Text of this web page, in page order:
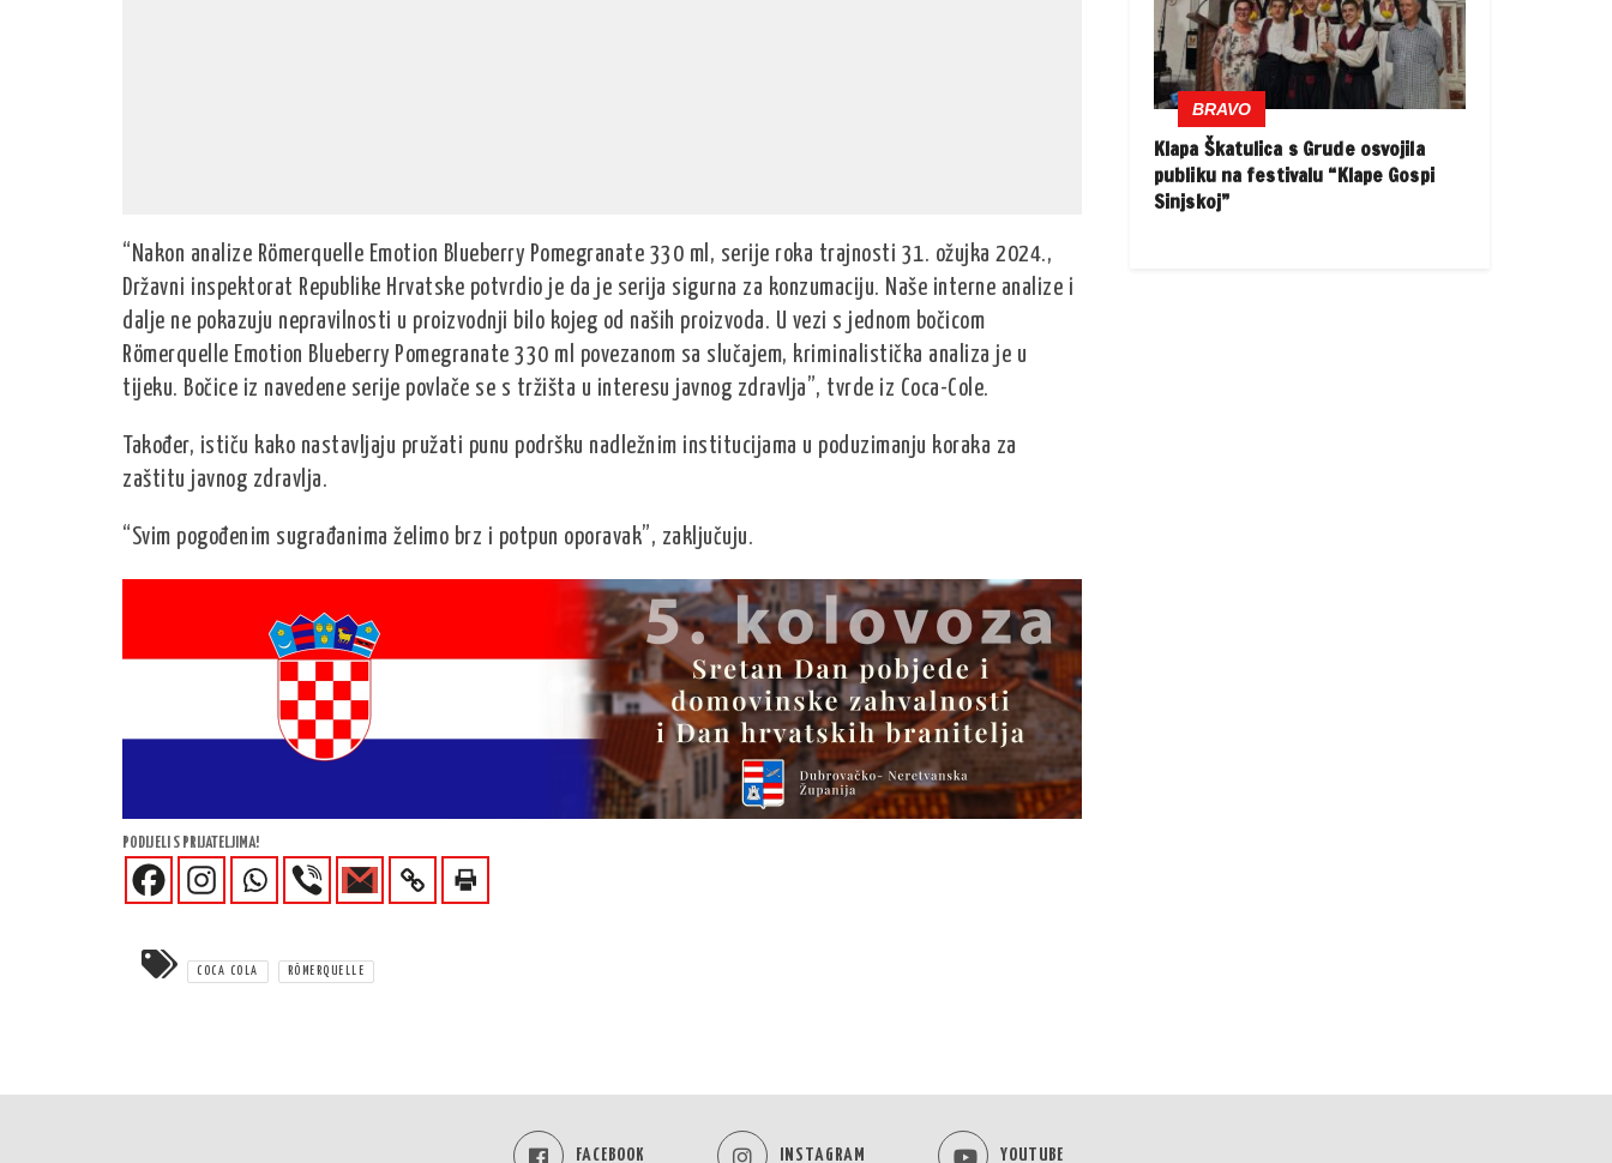
“Nakon analize Römerquelle Emotion Blueberry Pomegranate 330 ml, serije roka trajnosti 31. ožujka 2024.,
Državni inspektorat Republike Hrvatske potvrdio je da je serija sigurna za konzumaciju. Naše interne analize i
dalje ne pokazuju nepravilnosti u proizvodnji bilo kojeg od naših proizvoda. U vezi s jednom bočicom
Römerquelle Emotion Blueberry Pomegranate 330 ml povezanom sa slučajem, kriminalistička analiza je u
tijeku. Bočice iz navedene serije povlače se s tržišta u interesu javnog zdravlja”, tvrde iz Coca-Cole.
Također, ističu kako nastavljaju pružati punu podršku nadležnim institucijama u poduzimanju koraka za
zaštitu javnog zdravlja.
“Svim pogođenim sugrađanima želimo brz i potpun oporavak”, zaključuju.
PODIJELI S PRIJATELJIMA!
COCA COLA RÖMERQUELLE
BRAVO
Klapa Škatulica s Grude osvojila
publiku na festivalu “Klape Gospi
Sinjskoj”
FACEBOOK INSTAGRAM YOUTUBE